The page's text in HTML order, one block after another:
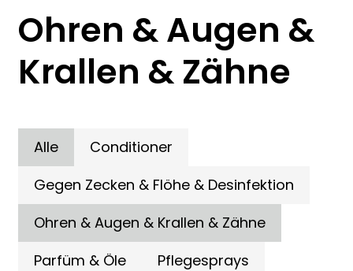
Ohren & Augen &
Krallen & Zähne
Alle
Conditioner
Gegen Zecken & Flöhe & Desinfektion
Ohren & Augen & Krallen & Zähne
Parfüm & Öle
Pflegesprays